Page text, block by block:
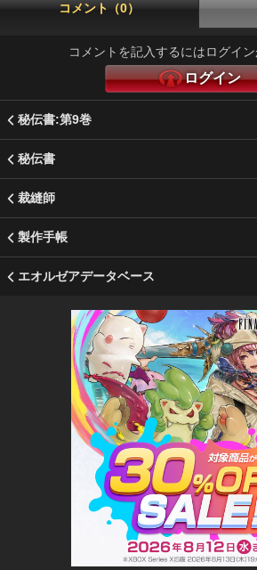
コメント（0）
コメントを記入するにはログイン
ログイン
秘伝書:第9巻
秘伝書
裁縫師
製作手帳
エオルゼアデータベース